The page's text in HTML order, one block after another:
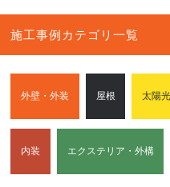
施工事例カテゴリ一覧
外壁・外装 屋根 太陽
内装 エクステリア・外構